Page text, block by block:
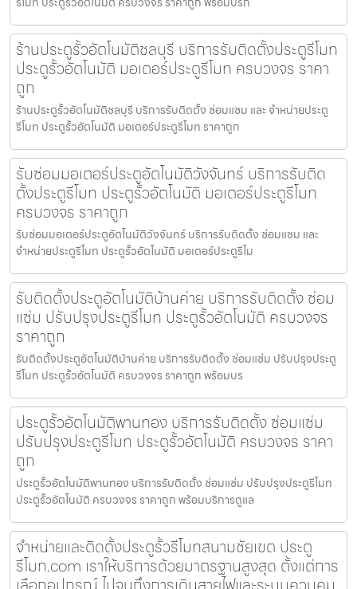
ร้านประตูรั้วอัตโนมัติชลบุรี บริการรับติดตั้งประตูรีโมท
ประตูรั้วอัตโนมัติ มอเตอร์ประตูรีโมท ครบวงจร ราคา
ถูก
ร้านประตูรั้วอัตโนมัติชลบุรี บริการรับติดตั้ง ซ่อมแซม และ จำหน่ายประตู
รีโมท ประตูรั้วอัตโนมัติ มอเตอร์ประตูรีโมท ราคาถูก
รับซ่อมมอเตอร์ประตูอัตโนมัติวังจันทร์ บริการรับติด
ตั้งประตูรีโมท ประตูรั้วอัตโนมัติ มอเตอร์ประตูรีโมท
ครบวงจร ราคาถูก
รับซ่อมมอเตอร์ประตูอัตโนมัติวังจันทร์ บริการรับติดตั้ง ซ่อมแซม และ
จำหน่ายประตูรีโมท ประตูรั้วอัตโนมัติ มอเตอร์ประตูรีโม
รับติดตั้งประตูอัตโนมัติบ้านค่าย บริการรับติดตั้ง ซ่อม
แซ่ม ปรับปรุงประตูรีโมท ประตูรั้วอัตโนมัติ ครบวงจร
ราคาถูก
รับติดตั้งประตูอัตโนมัติบ้านค่าย บริการรับติดตั้ง ซ่อมแซ่ม ปรับปรุงประตู
รีโมท ประตูรั้วอัตโนมัติ ครบวงจร ราคาถูก พร้อมบร
ประตูรั้วอัตโนมัติพานทอง บริการรับติดตั้ง ซ่อมแซ่ม
ปรับปรุงประตูรีโมท ประตูรั้วอัตโนมัติ ครบวงจร ราคา
ถูก
ประตูรั้วอัตโนมัติพานทอง บริการรับติดตั้ง ซ่อมแซ่ม ปรับปรุงประตูรีโมท
ประตูรั้วอัตโนมัติ ครบวงจร ราคาถูก พร้อมบริการดูแล
จำหน่ายและติดตั้งประตูรั้วรีโมทสนามชัยเขต ประตู
รีโมท.com เราให้บริการด้วยมาตรฐานสูงสุด ตั้งแต่การ